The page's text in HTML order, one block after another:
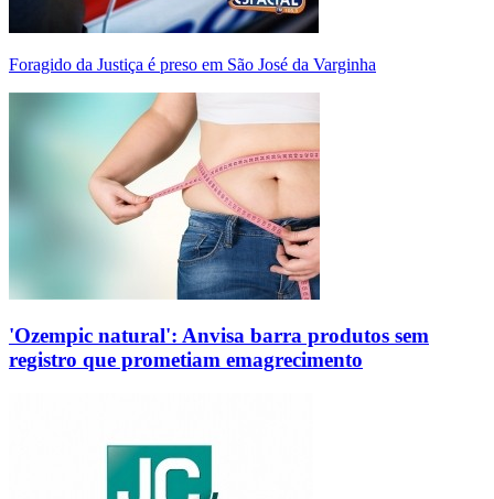
Foragido da Justiça é preso em São José da Varginha
'Ozempic natural': Anvisa barra produtos sem
registro que prometiam emagrecimento